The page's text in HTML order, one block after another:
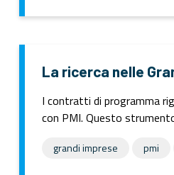
La ricerca nelle
I contratti di programma
con PMI. Questo
grandi imprese pmi